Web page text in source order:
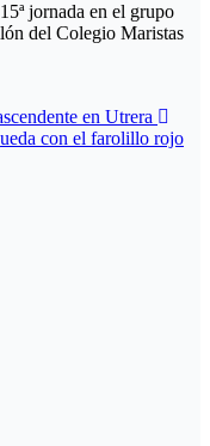
jornada en el grupo
del Colegio Maristas
en Utrera
con el farolillo rojo